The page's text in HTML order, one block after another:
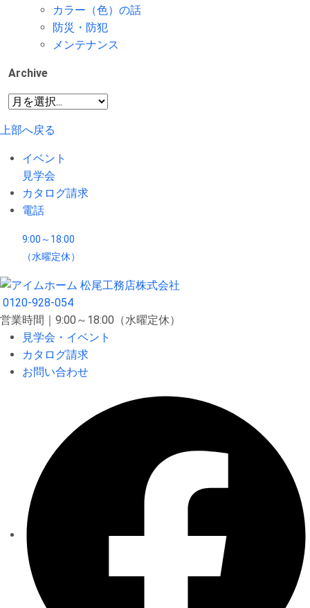
カラー（色）の話
防災・防犯
メンテナンス
Archive
上部へ戻る
イベント
見学会
カタログ請求
電話
9:00～18:00
（水曜定休）
0120-928-054
営業時間｜9:00～18:00（水曜定休）
見学会・イベント
カタログ請求
お問い合わせ